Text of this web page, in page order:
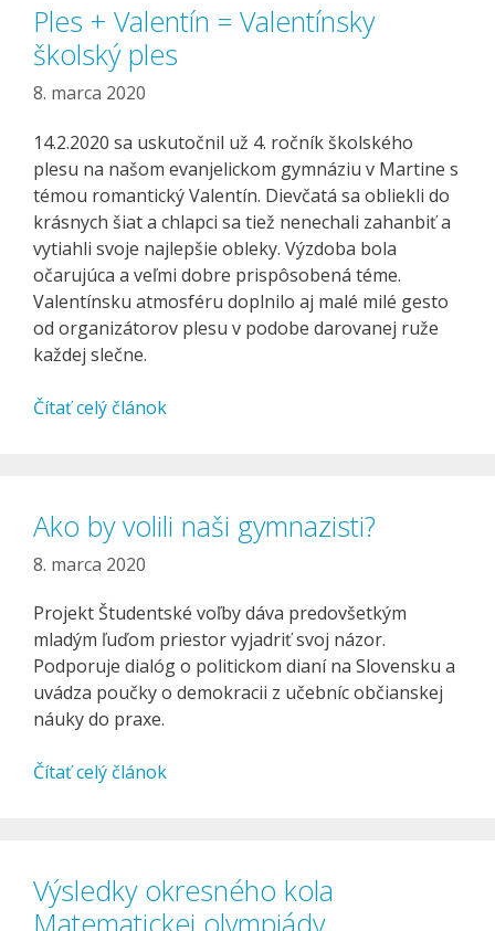
Ples + Valentín = Valentínsky
školský ples
8. marca 2020
14.2.2020 sa uskutočnil už 4. ročník školského
plesu na našom evanjelickom gymnáziu v Martine s
témou romantický Valentín. Dievčatá sa obliekli do
krásnych šiat a chlapci sa tiež nenechali zahanbiť a
vytiahli svoje najlepšie obleky. Výzdoba bola
očarujúca a veľmi dobre prispôsobená téme.
Valentínsku atmosféru doplnilo aj malé milé gesto
od organizátorov plesu v podobe darovanej ruže
každej slečne.
Čítať celý článok
Ako by volili naši gymnazisti?
8. marca 2020
Projekt Študentské voľby dáva predovšetkým
mladým ľuďom priestor vyjadriť svoj názor.
Podporuje dialóg o politickom dianí na Slovensku a
uvádza poučky o demokracii z učebníc občianskej
náuky do praxe.
Čítať celý článok
Výsledky okresného kola